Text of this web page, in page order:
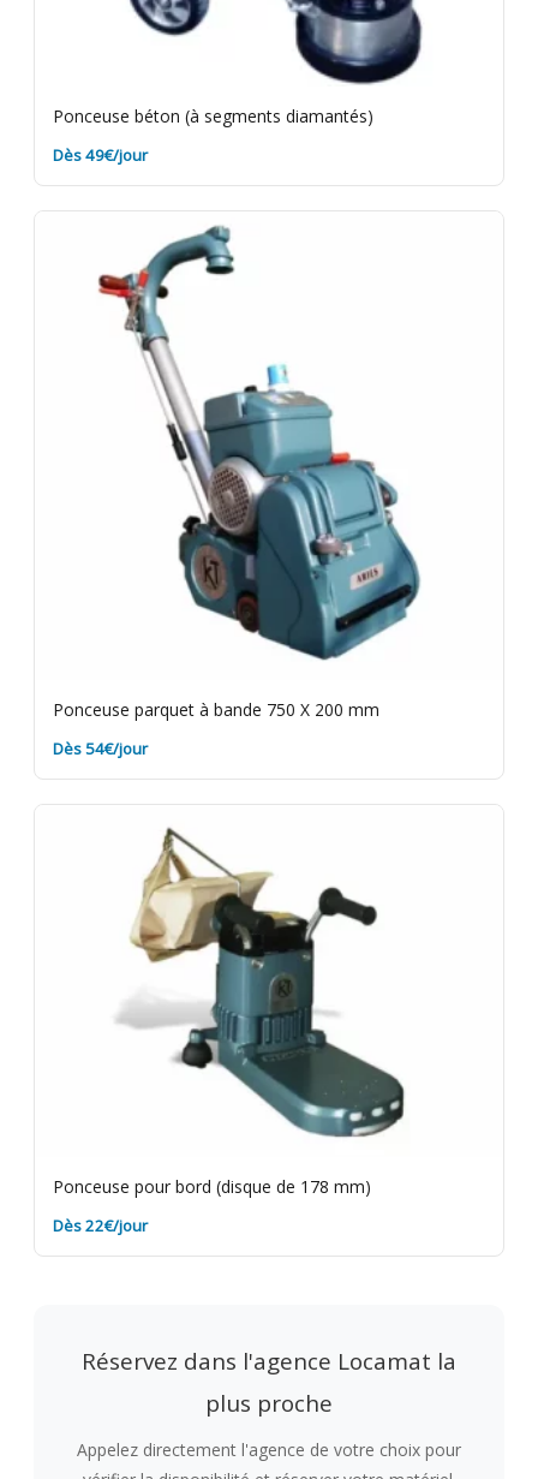
Ponceuse béton (à segments diamantés)
Dès 49€/jour
Ponceuse parquet à bande 750 X 200 mm
Dès 54€/jour
Ponceuse pour bord (disque de 178 mm)
Dès 22€/jour
Réservez dans l'agence Locamat la
plus proche
Appelez directement l'agence de votre choix pour